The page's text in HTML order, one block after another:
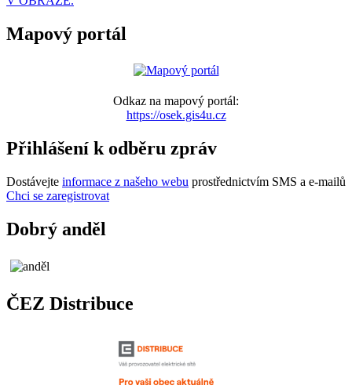
Mapový portál
Odkaz na mapový portál:
https://osek.gis4u.cz
Přihlášení k odběru zpráv
Dostávejte informace z našeho webu prostřednictvím SMS a e-mailů
Chci se zaregistrovat
Dobrý anděl
ČEZ Distribuce